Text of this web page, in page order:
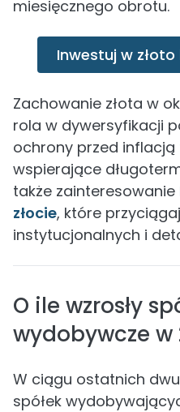
miesięcznego obrotu.
Inwestuj w złoto
Zachowanie złota w
rola w dywersyfikacji
ochrony przed inflacją
wspierające
także zainteresowanie
złocie, które
instytucjonalnych i
O ile wzrosły
wydobywcze w
W ciągu ostatnich
spółek